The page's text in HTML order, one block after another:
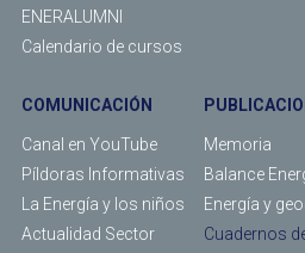
ENERALUMNI
Calendario de cursos
COMUNICACIÓN
Canal en YouTube
Píldoras Informativas
La Energía y los niños
Actualidad Sector
Memoria
Balance
Energía y
Cuadernos